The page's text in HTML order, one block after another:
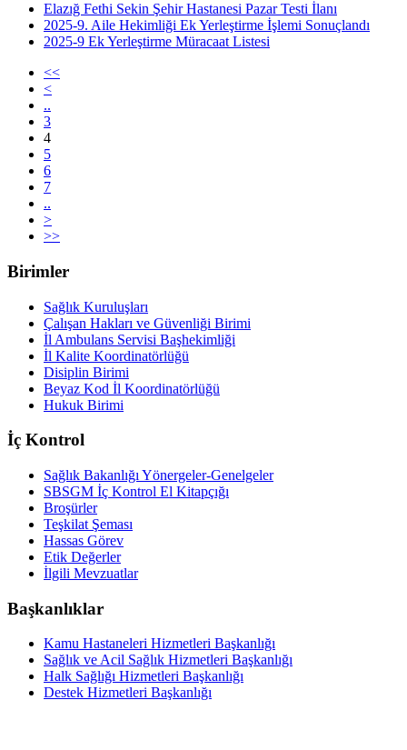
Elazığ Fethi Sekin Şehir Hastanesi Pazar Testi İlanı
2025-9. Aile Hekimliği Ek Yerleştirme İşlemi Sonuçlandı
2025-9 Ek Yerleştirme Müracaat Listesi
<<
<
..
3
4
5
6
7
..
>
>>
Birimler
Sağlık Kuruluşları
Çalışan Hakları ve Güvenliği Birimi
İl Ambulans Servisi Başhekimliği
İl Kalite Koordinatörlüğü
Disiplin Birimi
Beyaz Kod İl Koordinatörlüğü
Hukuk Birimi
İç Kontrol
Sağlık Bakanlığı Yönergeler-Genelgeler
SBSGM İç Kontrol El Kitapçığı
Broşürler
Teşkilat Şeması
Hassas Görev
Etik Değerler
İlgili Mevzuatlar
Başkanlıklar
Kamu Hastaneleri Hizmetleri Başkanlığı
Sağlık ve Acil Sağlık Hizmetleri Başkanlığı
Halk Sağlığı Hizmetleri Başkanlığı
Destek Hizmetleri Başkanlığı